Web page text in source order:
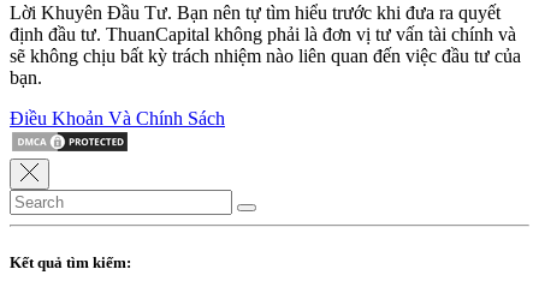
Lời Khuyên Đầu Tư. Bạn nên tự tìm hiểu trước khi đưa ra quyết
định đầu tư. ThuanCapital không phải là đơn vị tư vấn tài chính và
sẽ không chịu bất kỳ trách nhiệm nào liên quan đến việc đầu tư của
bạn.
Điều Khoản Và Chính Sách
Kết quả tìm kiếm: